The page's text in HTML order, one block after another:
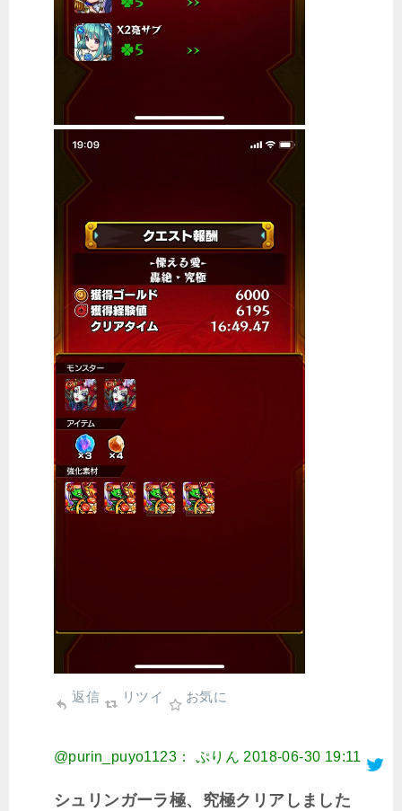
返信 リツイ お気に
@purin_puyo1123： ぷりん 2018-06-30 19:11
シュリンガーラ極、究極クリアしました